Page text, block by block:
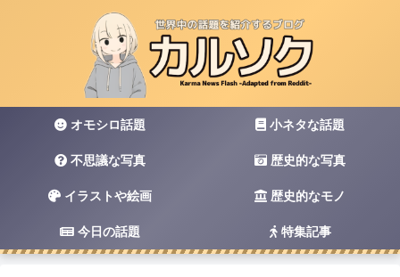
オモシロ話題 小ネタな話題
不思議な写真 歴史的な写真
イラストや絵画 歴史的なモノ
今日の話題 特集記事